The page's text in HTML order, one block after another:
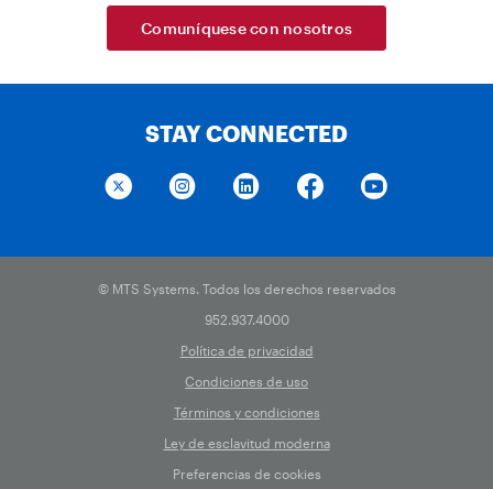
Comuníquese con nosotros
STAY CONNECTED
© MTS Systems. Todos los derechos reservados
952.937.4000
Política de privacidad
Condiciones de uso
Términos y condiciones
Ley de esclavitud moderna
Preferencias de cookies